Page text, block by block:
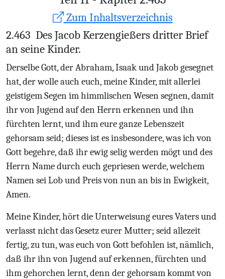
Zum Inhaltsverzeichnis
2.463 Des Jacob Kerzengießers dritter Brief
an seine Kinder.
Derselbe Gott, der Abraham, Isaak und Jakob gesegnet
hat, der wolle auch euch, meine Kinder, mit allerlei
geistigem Segen im himmlischen Wesen segnen, damit
ihr von Jugend auf den Herrn erkennen und ihn
fürchten lernt, und ihm eure ganze Lebenszeit
gehorsam seid; dieses ist es insbesondere, was ich von
Gott begehre, daß ihr ewig selig werden mögt und des
Herrn Name durch euch gepriesen werde, welchem
Namen sei Lob und Preis von nun an bis in Ewigkeit,
Amen.
Meine Kinder, hört die Unterweisung eures Vaters und
verlasst nicht das Gesetz eurer Mutter; seid allezeit
fertig, zu tun, was euch von Gott befohlen ist, nämlich,
daß ihr ihn von Jugend auf erkennen, fürchten und
ihm gehorchen lernt, denn der gehorsam kommt von